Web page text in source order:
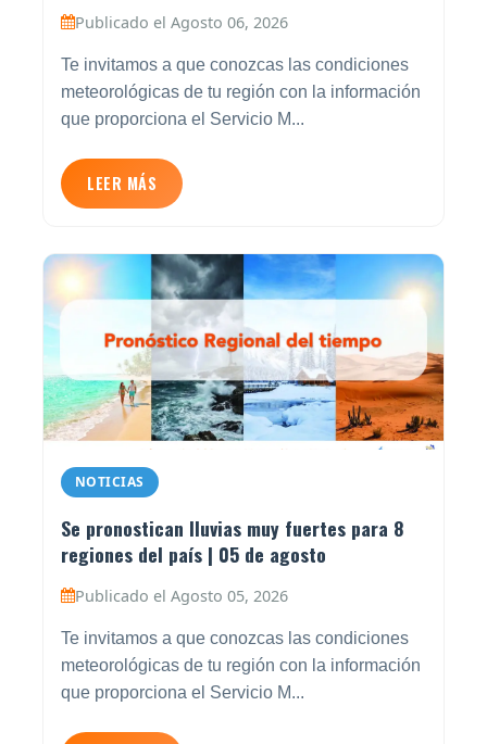
Publicado el Agosto 06, 2026
Te invitamos a que conozcas las condiciones
meteorológicas de tu región con la información
que proporciona el Servicio M...
LEER MÁS
NOTICIAS
Se pronostican lluvias muy fuertes para 8
regiones del país | 05 de agosto
Publicado el Agosto 05, 2026
Te invitamos a que conozcas las condiciones
meteorológicas de tu región con la información
que proporciona el Servicio M...